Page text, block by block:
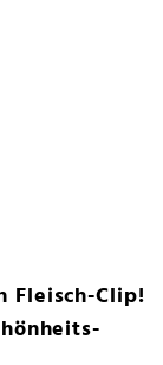
Fleisch-Clip!